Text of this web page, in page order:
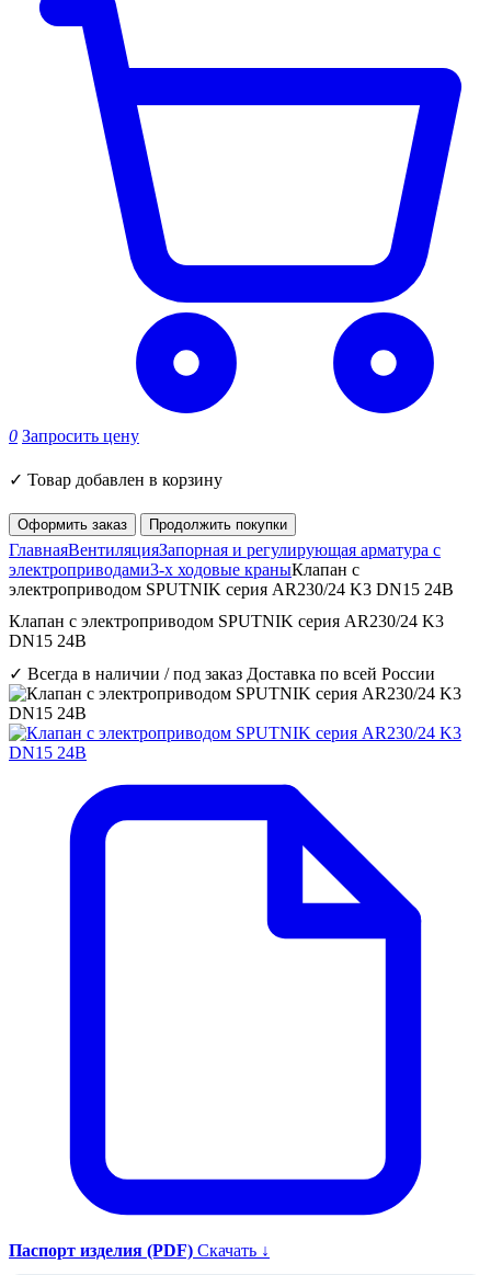
0 Запросить цену
✓ Товар добавлен в корзину
Оформить заказ Продолжить покупки
ГлавнаяВентиляцияЗапорная и регулирующая арматура с
электроприводами3-х ходовые краныКлапан с
электроприводом SPUTNIK серия AR230/24 K3 DN15 24B
Клапан с электроприводом SPUTNIK серия AR230/24 K3
DN15 24B
✓ Всегда в наличии / под заказ Доставка по всей России
Паспорт изделия (PDF) Скачать ↓